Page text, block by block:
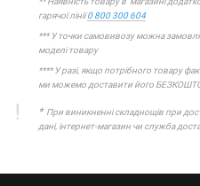
гарячої лінії0 800 300 604
*** У точки самовивозу можна
моделі товару
**** У разі, якщо потрібного товару
ми можемо доставити його
*При виникненні складнощів при
дані, інтернет-магазин чи служба